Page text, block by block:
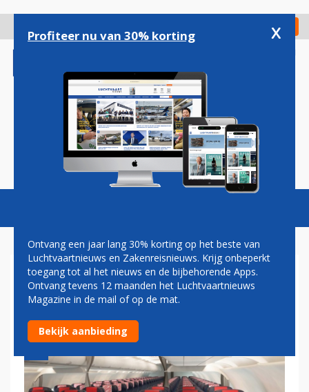
gaan
Check in
Magazine Podcasts Vacatures
TERREURDREIGING ZET REM
OP GROEI LUCHTVAART
Profiteer nu van 30% korting x
Ontvang een jaar lang 30% korting op het beste van
Luchtvaartnieuws en Zakenreisnieuws. Krijg onbeperkt
toegang tot al het nieuws en de bijbehorende Apps.
Ontvang tevens 12 maanden het Luchtvaartnieuws
Magazine in de mail of op de mat.
Bekijk aanbieding